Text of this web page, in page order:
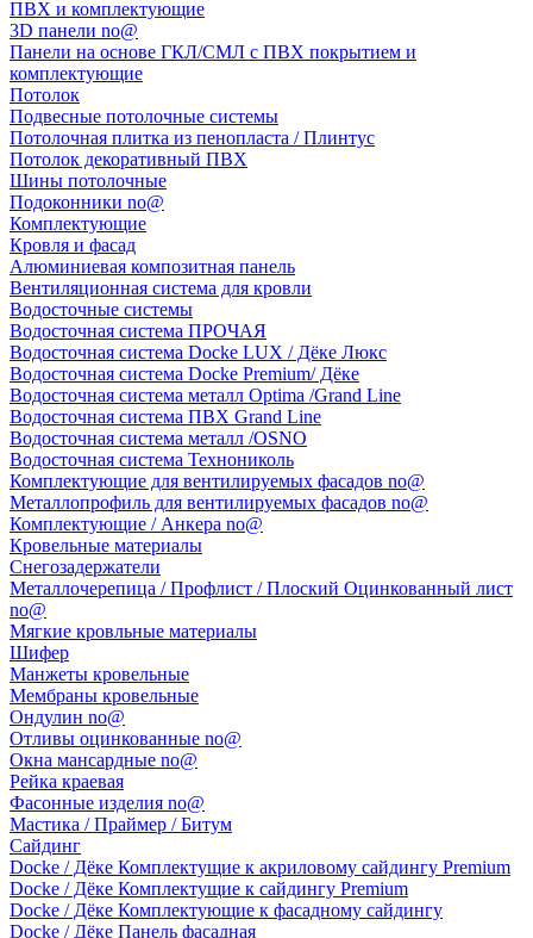
ПВХ и комплектующие
3D панели no@
Панели на основе ГКЛ/СМЛ с ПВХ покрытием и
комплектующие
Потолок
Подвесные потолочные системы
Потолочная плитка из пенопласта / Плинтус
Потолок декоративный ПВХ
Шины потолочные
Подоконники no@
Комплектующие
Кровля и фасад
Алюминиевая композитная панель
Вентиляционная система для кровли
Водосточные системы
Водосточная система ПРОЧАЯ
Водосточная система Docke LUX / Дёке Люкс
Водосточная система Docke Premium/ Дёке
Водосточная система металл Optima /Grand Line
Водосточная система ПВХ Grand Line
Водосточная система металл /OSNO
Водосточная система Технониколь
Комплектующие для вентилируемых фасадов no@
Металлопрофиль для вентилируемых фасадов no@
Комплектующие / Анкера no@
Кровельные материалы
Снегозадержатели
Металлочерепица / Профлист / Плоский Оцинкованный лист
no@
Мягкие кровльные материалы
Шифер
Манжеты кровельные
Мембраны кровельные
Ондулин no@
Отливы оцинкованные no@
Окна мансардные no@
Рейка краевая
Фасонные изделия no@
Мастика / Праймер / Битум
Сайдинг
Docke / Дёке Комплектущие к акриловому сайдингу Premium
Docke / Дёке Комплектущие к сайдингу Premium
Docke / Дёке Комплектующие к фасадному сайдингу
Docke / Дёке Панель фасадная